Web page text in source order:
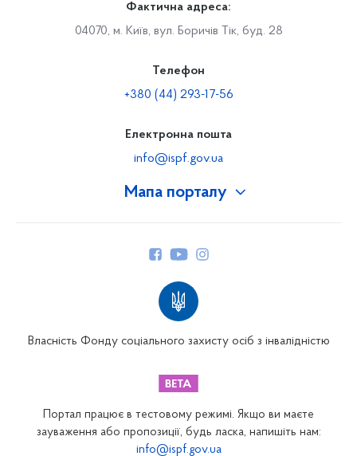
Мапа порталу
Закарпатське відділення
Фактична адреса:
04070, м. Київ, вул. Боричів Тік, буд. 28
Телефон
+380 (44) 293-17-56
Електронна пошта
info@ispf.gov.ua
Власність Фонду соціального захисту осіб з інвалідністю
Портал працює в тестовому режимі. Якщо ви маєте
зауваження або пропозиції, будь ласка, напишіть нам:
info@ispf.gov.ua